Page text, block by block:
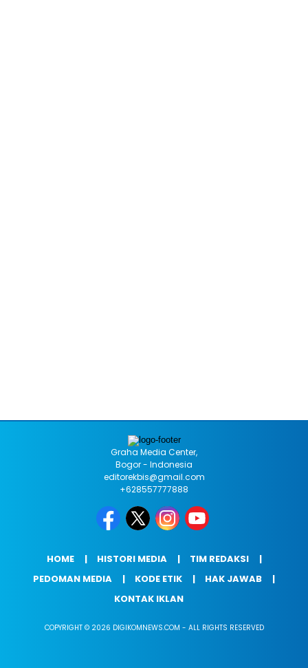
Graha Media Center,
Bogor - Indonesia
editorekbis@gmail.com
+628557777888
HOME HISTORI MEDIA
TIM REDAKSI
PEDOMAN MEDIA
KODE ETIK
HAK JAWAB
KONTAK IKLAN
COPYRIGHT © 2026 DIGIKOMNEWS.COM - ALL RIGHTS RESERVED